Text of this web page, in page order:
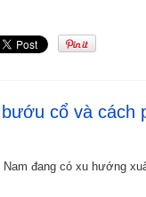
cổ và cách
Nam đang có xu hướng